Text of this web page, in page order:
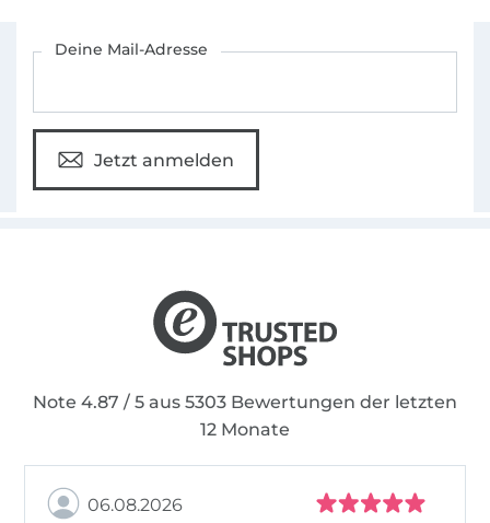
Deine Mail-Adresse
Jetzt anmelden
Note 4.87 / 5 aus 5303 Bewertungen der letzten
12 Monate
06.08.2026